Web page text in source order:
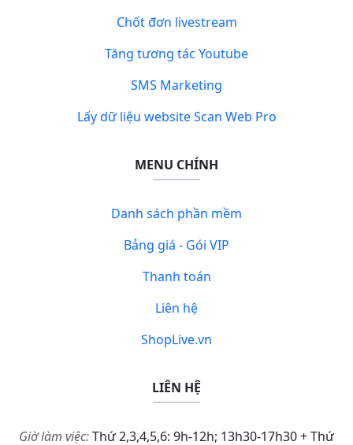
Chốt đơn livestream
Tăng tương tác Youtube
SMS Marketing
Lấy dữ liệu website Scan Web Pro
MENU CHÍNH
Danh sách phần mềm
Bảng giá - Gói VIP
Thanh toán
Liên hệ
ShopLive.vn
LIÊN HỆ
Giờ làm việc:Thứ 2,3,4,5,6: 9h-12h; 13h30-17h30 + Thứ